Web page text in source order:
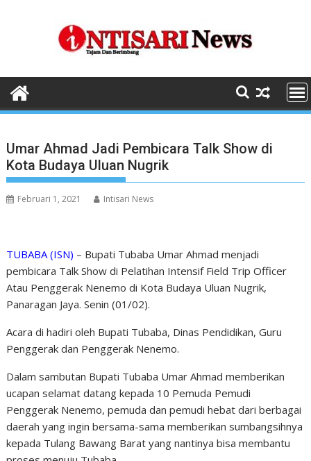
Umar Ahmad Jadi Pembicara Talk Show di
Kota Budaya Uluan Nugrik
Februari 1, 2021 Intisari News
TUBABA (ISN) – Bupati Tubaba Umar Ahmad menjadi
pembicara Talk Show di Pelatihan Intensif Field Trip Officer
Atau Penggerak Nenemo di Kota Budaya Uluan Nugrik,
Panaragan Jaya. Senin (01/02).
Acara di hadiri oleh Bupati Tubaba, Dinas Pendidikan, Guru
Penggerak dan Penggerak Nenemo.
Dalam sambutan Bupati Tubaba Umar Ahmad memberikan
ucapan selamat datang kepada 10 Pemuda Pemudi
Penggerak Nenemo, pemuda dan pemudi hebat dari berbagai
daerah yang ingin bersama-sama memberikan sumbangsihnya
kepada Tulang Bawang Barat yang nantinya bisa membantu